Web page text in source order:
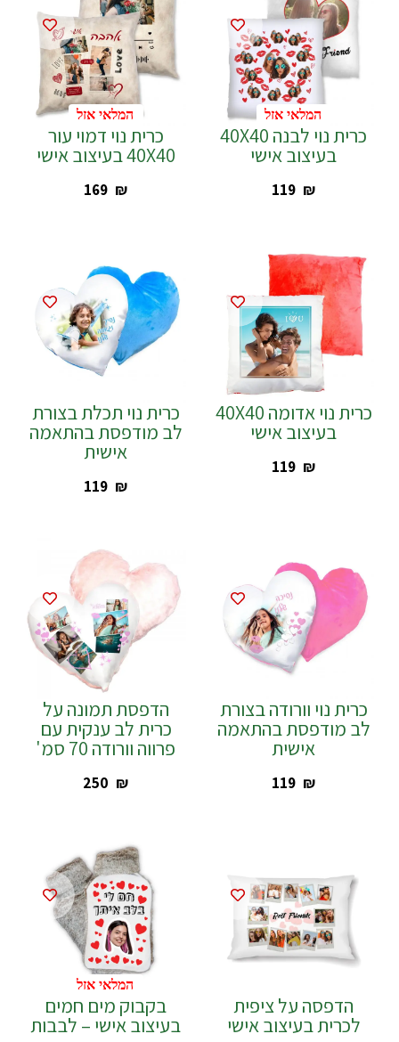
המלאי אזל
כרית נוי לבנה 40X40
בעיצוב אישי
‎119 ₪
המלאי אזל
כרית נוי דמוי עור
40X40 בעיצוב אישי
‎169 ₪
כרית נוי אדומה 40X40
בעיצוב אישי
‎119 ₪
כרית נוי תכלת בצורת
לב מודפסת בהתאמה
אישית
‎119 ₪
כרית נוי וורודה בצורת
לב מודפסת בהתאמה
אישית
‎119 ₪
הדפסת תמונה על
כרית לב ענקית עם
פרווה וורודה 70 סמ'
‎250 ₪
הדפסה על ציפית
לכרית בעיצוב אישי
המלאי אזל
בקבוק מים חמים
בעיצוב אישי – לבבות